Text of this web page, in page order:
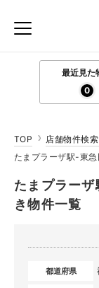
最近見た
0
TOP
店舗物件検索
たまプラーザ駅-東
たまプラー
き物件一覧
都道府県